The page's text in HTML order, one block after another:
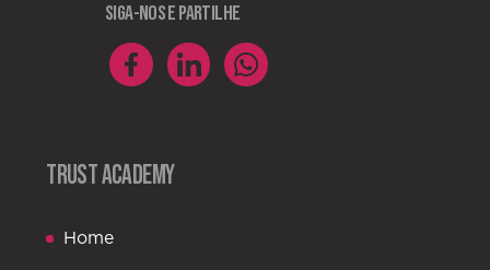
SIGA-NOS E PARTILHE
TRUST ACADEMY
Home